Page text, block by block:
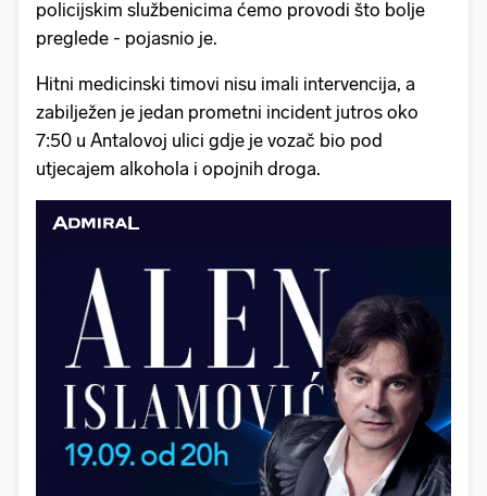
policijskim službenicima ćemo provodi što bolje
preglede - pojasnio je.
Hitni medicinski timovi nisu imali intervencija, a
zabilježen je jedan prometni incident jutros oko
7:50 u Antalovoj ulici gdje je vozač bio pod
utjecajem alkohola i opojnih droga.